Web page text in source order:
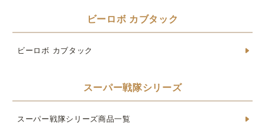
ビーロボ カブタック
ビーロボ カブタック
スーパー戦隊シリーズ
スーパー戦隊シリーズ商品一覧